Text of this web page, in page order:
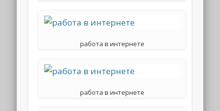
работа в интернете
работа в интернете